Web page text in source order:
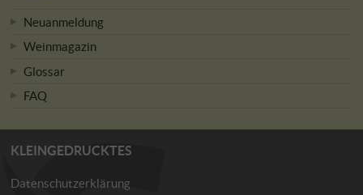
Neuanmeldung
Weinmagazin
Glossar
FAQ
KLEINGEDRUCKTES
Datenschutzerklärung